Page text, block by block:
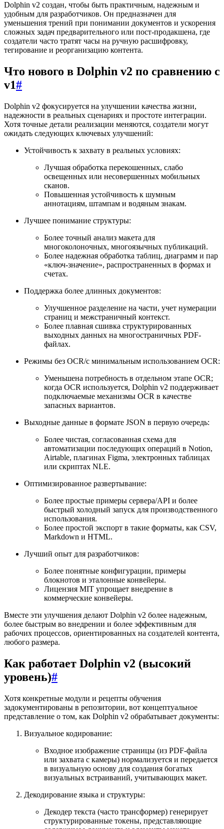
Dolphin v2 создан, чтобы быть практичным, надежным и
удобным для разработчиков. Он предназначен для
уменьшения трений при понимании документов и ускорения
сложных задач предварительного или пост-продакшена, где
создатели часто тратят часы на ручную расшифровку,
тегирование и реорганизацию контента.
Что нового в Dolphin v2 по сравнению с
v1#
Dolphin v2 фокусируется на улучшении качества жизни,
надежности в реальных сценариях и простоте интеграции.
Хотя точные детали реализации меняются, создатели могут
ожидать следующих ключевых улучшений:
Устойчивость к захвату в реальных условиях:
Лучшая обработка перекошенных, слабо
освещенных или несовершенных мобильных
сканов.
Повышенная устойчивость к шумным
аннотациям, штампам и водяным знакам.
Лучшее понимание структуры:
Более точный анализ макета для
многоколоночных, многоязычных публикаций.
Более надежная обработка таблиц, диаграмм и пар
«ключ-значение», распространенных в формах и
счетах.
Поддержка более длинных документов:
Улучшенное разделение на части, учет нумерации
страниц и межстраничный контекст.
Более плавная сшивка структурированных
выходных данных на многостраничных PDF-
файлах.
Режимы без OCR/с минимальным использованием OCR:
Уменьшена потребность в отдельном этапе OCR;
когда OCR используется, Dolphin v2 поддерживает
подключаемые механизмы OCR в качестве
запасных вариантов.
Выходные данные в формате JSON в первую очередь:
Более чистая, согласованная схема для
автоматизации последующих операций в Notion,
Airtable, плагинах Figma, электронных таблицах
или скриптах NLE.
Оптимизированное развертывание:
Более простые примеры сервера/API и более
быстрый холодный запуск для производственного
использования.
Более простой экспорт в такие форматы, как CSV,
Markdown и HTML.
Лучший опыт для разработчиков:
Более понятные конфигурации, примеры
блокнотов и эталонные конвейеры.
Лицензия MIT упрощает внедрение в
коммерческие конвейеры.
Вместе эти улучшения делают Dolphin v2 более надежным,
более быстрым во внедрении и более эффективным для
рабочих процессов, ориентированных на создателей контента,
любого размера.
Как работает Dolphin v2 (высокий
уровень)#
Хотя конкретные модули и рецепты обучения
задокументированы в репозитории, вот концептуальное
представление о том, как Dolphin v2 обрабатывает документы:
Визуальное кодирование:
Входное изображение страницы (из PDF-файла
или захвата с камеры) нормализуется и передается
в визуальную основу для создания богатых
визуальных встраиваний, учитывающих макет.
Декодирование языка и структуры:
Декодер текста (часто трансформер) генерирует
структурированные токены, представляющие